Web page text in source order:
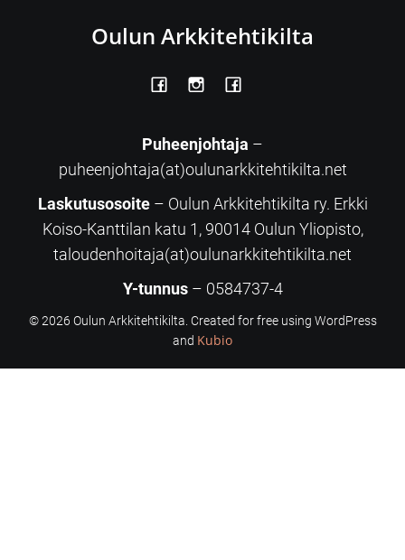
Oulun Arkkitehtikilta
Puheenjohtaja –
puheenjohtaja(at)oulunarkkitehtikilta.net
Laskutusosoite– Oulun Arkkitehtikilta ry. Erkki
Koiso-Kanttilan katu 1, 90014 Oulun Yliopisto,
taloudenhoitaja(at)oulunarkkitehtikilta.net
Y-tunnus – 0584737-4
© 2026 Oulun Arkkitehtikilta. Created for free using WordPress
and Kubio